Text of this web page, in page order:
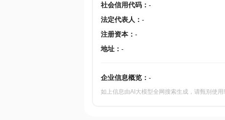
社会信用代码： -
法定代表人 ： -
注册资本： -
地址： -
企业信息概览： -
如上信息由AI大模型全网搜索生成，请甄别使用!